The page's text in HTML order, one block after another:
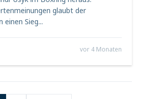
glaubt der
einen Sieg...
vor 4 Monaten